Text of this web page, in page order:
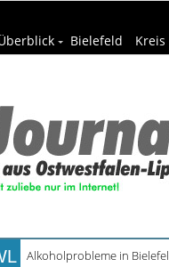
Bielefeld
Alkoholprobleme in